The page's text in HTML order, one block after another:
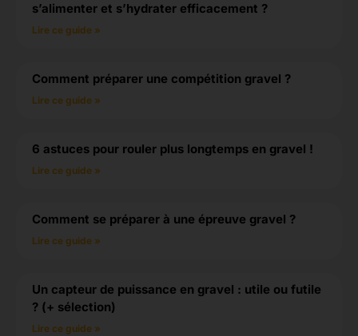
s’alimenter et s’hydrater efficacement ?
Lire ce guide »
Comment préparer une compétition gravel ?
Lire ce guide »
6 astuces pour rouler plus longtemps en gravel !
Lire ce guide »
Comment se préparer à une épreuve gravel ?
Lire ce guide »
Un capteur de puissance en gravel : utile ou futile
? (+ sélection)
Lire ce guide »